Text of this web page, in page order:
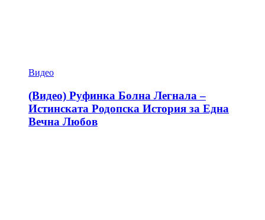
Видео
(Видео) Руфинка Болна Легнала –
Истинската Родопска История за Една
Вечна Любов